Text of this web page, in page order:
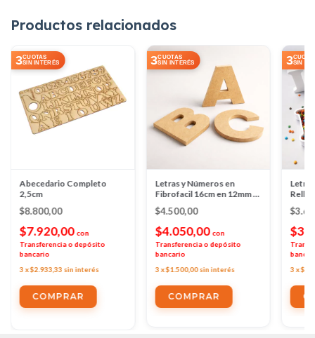
Productos relacionados
3CUOTAS
SIN INTERÉS
Abecedario Completo
2,5cm
$8.800,00
$7.920,00 con
Transferencia o depósito
bancario
3 x$2.933,33 sin interés
3CUOTAS
SIN INTERÉS
Letras y Números en
Fibrofacil 16cm en 12mm -
A Eleccion!
$4.500,00
$4.050,00 con
Transferencia o depósito
bancario
3 x$1.500,00 sin interés
COMPRAR
3SIN
3 x